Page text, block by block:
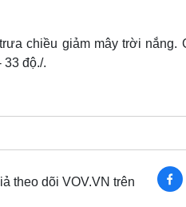
chiều giảm mây trời
33 độ./.
theo dõi VOV.VN trên